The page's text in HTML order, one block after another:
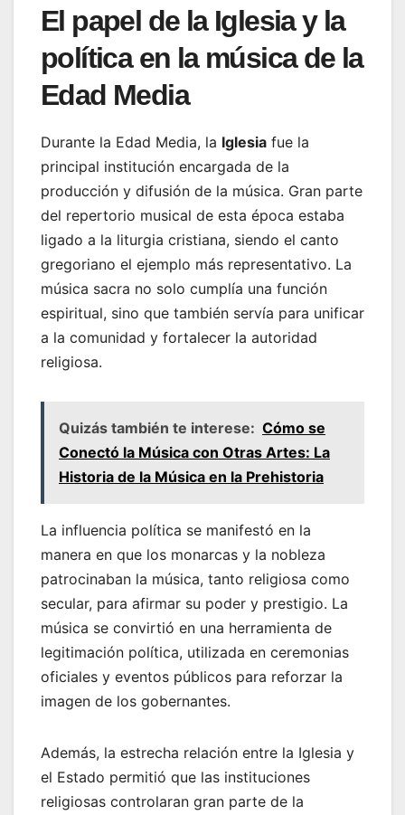
El papel de la Iglesia y la
política en la música de la
Edad Media
Durante la Edad Media, la Iglesia fue la
principal institución encargada de la
producción y difusión de la música. Gran parte
del repertorio musical de esta época estaba
ligado a la liturgia cristiana, siendo el canto
gregoriano el ejemplo más representativo. La
música sacra no solo cumplía una función
espiritual, sino que también servía para unificar
a la comunidad y fortalecer la autoridad
religiosa.
Quizás también te interese: Cómo se
Conectó la Música con Otras Artes: La
Historia de la Música en la Prehistoria
La influencia política se manifestó en la
manera en que los monarcas y la nobleza
patrocinaban la música, tanto religiosa como
secular, para afirmar su poder y prestigio. La
música se convirtió en una herramienta de
legitimación política, utilizada en ceremonias
oficiales y eventos públicos para reforzar la
imagen de los gobernantes.
Además, la estrecha relación entre la Iglesia y
el Estado permitió que las instituciones
religiosas controlaran gran parte de la